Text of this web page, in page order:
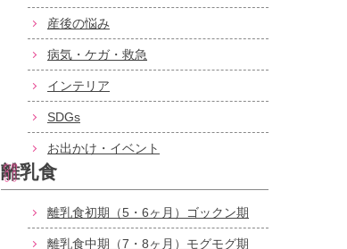
産後の悩み
病気・ケガ・救急
インテリア
SDGs
お出かけ・イベント
離乳食
離乳食初期（5・6ヶ月）ゴックン期
離乳食中期（7・8ヶ月）モグモグ期